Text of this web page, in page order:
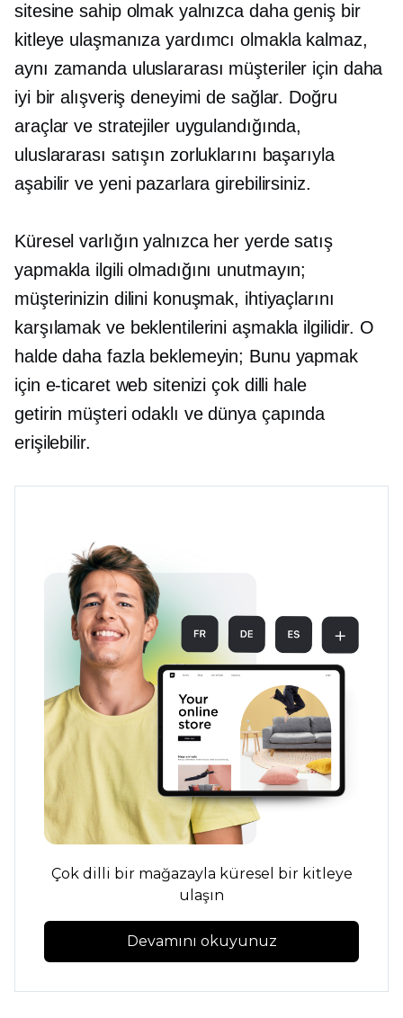
sitesine sahip olmak yalnızca daha geniş bir
kitleye ulaşmanıza yardımcı olmakla kalmaz,
aynı zamanda uluslararası müşteriler için daha
iyi bir alışveriş deneyimi de sağlar. Doğru
araçlar ve stratejiler uygulandığında,
uluslararası satışın zorluklarını başarıyla
aşabilir ve yeni pazarlara girebilirsiniz.
Küresel varlığın yalnızca her yerde satış
yapmakla ilgili olmadığını unutmayın;
müşterinizin dilini konuşmak, ihtiyaçlarını
karşılamak ve beklentilerini aşmakla ilgilidir. O
halde daha fazla beklemeyin; Bunu yapmak
için e-ticaret web sitenizi çok dilli hale
getirin müşteri odaklı ve dünya çapında
erişilebilir.
Çok dilli bir mağazayla küresel bir kitleye
ulaşın
Devamını okuyunuz